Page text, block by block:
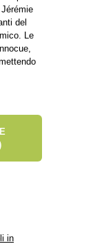
del
Le
in